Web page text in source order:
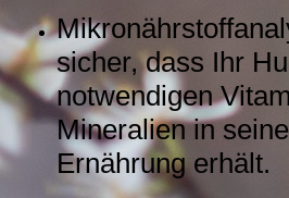
sicher, dass Ihr
notwendigen
Mineralien in
Ernährung erhält.